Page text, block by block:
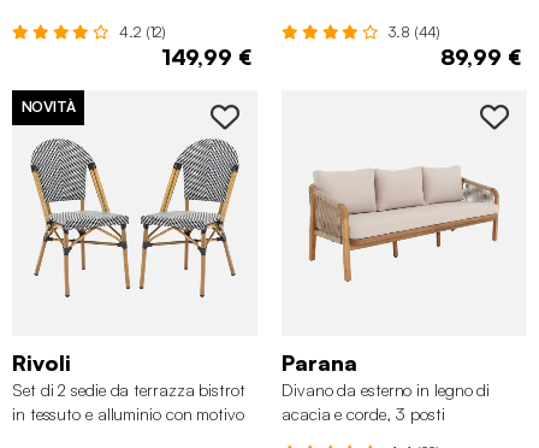
4.2 (12)
149,99 €
3.8 (44)
89,99 €
NOVITÀ
Rivoli
Set di 2 sedie da terrazza bistrot
in tessuto e alluminio con motivo
Parana
Divano da esterno in legno di
acacia e corde, 3 posti
✖